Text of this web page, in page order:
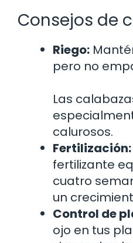
Consejos de
Riego:
pero no
Las
calurosos.
Fertilización:
fertilizante
cuatro
un
Control de
ojo en tus